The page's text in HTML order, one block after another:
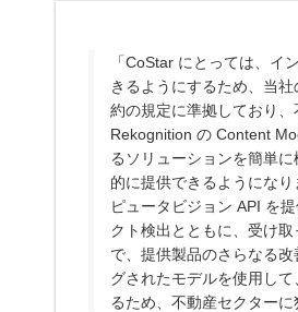
「CoStar にとっては、イ
きるようにするため、当
約の規定に準拠しており
Rekognition の Content
るソリューションを簡単
的に提供できるようにな
ピュータビジョン API を
クト検出とともに、受け
で、提供製品のさらなる
グされたモデルを使用し
るため、不動産セクター